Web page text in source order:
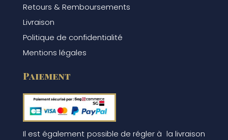
Retours & Remboursements
Livraison
Politique de confidentialité
Mentions légales
Paiement
Il est également possible de régler à la livraison